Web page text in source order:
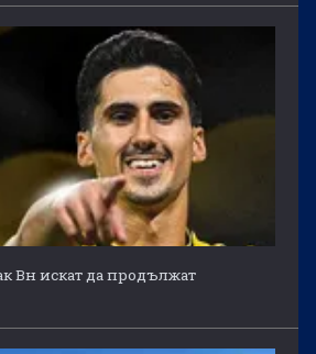
Вн искат да продължат